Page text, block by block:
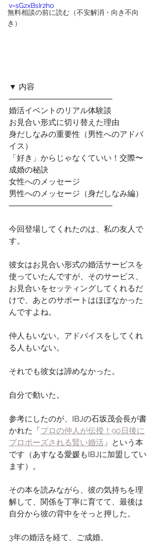
無料相談の前に読む（不安解消・向き不向
き）
v=sGzxBsIr2ho
▼ 内容
───────────────────
婚活イベントのリアル体験談
お見合い形式に切り替えた理由
身だしなみの重要性（男性へのアドバ
イス）
「好き」からじゃなくていい！交際〜
成婚の秘訣
女性へのメッセージ
男性へのメッセージ（身だしなみ編）
───────────────────
今回登場してくれたのは、私の友人で
す。
彼女はお見合い形式の婚活サービスを
使っていたんですが、そのサービス、
お見合いをセッティングしてくれるだ
けで、あとのサポートはほぼなかった
んですよね。
仲人もいない。アドバイスをしてくれ
る人もいない。
それでも彼女は諦めなかった。
自分で動いた。
参考にしたのが、IBJの石坂茂会長が書
かれた「プロの仲人が伝授！90日後に
プロポーズされる賢い婚活 」という本
です（あすなる愛媛もIBJに加盟してい
ます）。
その本を読みながら、彼の気持ちを理
解して、関係を丁寧に育てて、最後は
自分から彼の背中をそっと押した。
3年の婚活を経て、ご成婚。